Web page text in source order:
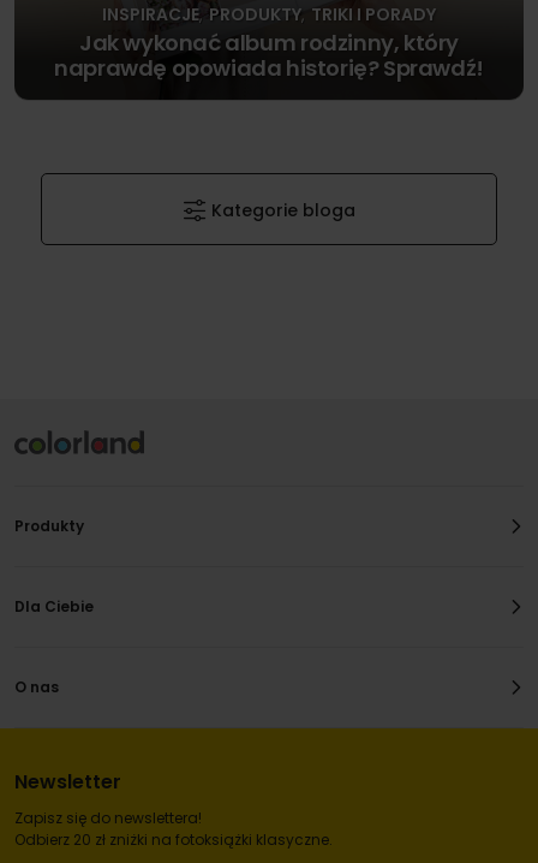
INSPIRACJE, PRODUKTY, TRIKI I PORADY
Jak wykonać album rodzinny, który
naprawdę opowiada historię? Sprawdź!
Kategorie bloga
Produkty
Dla Ciebie
O nas
Newsletter
Zapisz się do newslettera!
Odbierz 20 zł zniżki na fotoksiążki klasyczne.